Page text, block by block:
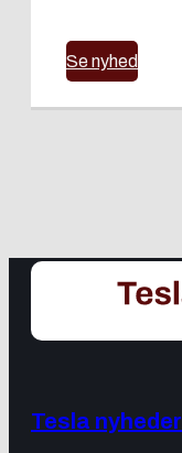
Se nyhed
Tesla nyheder